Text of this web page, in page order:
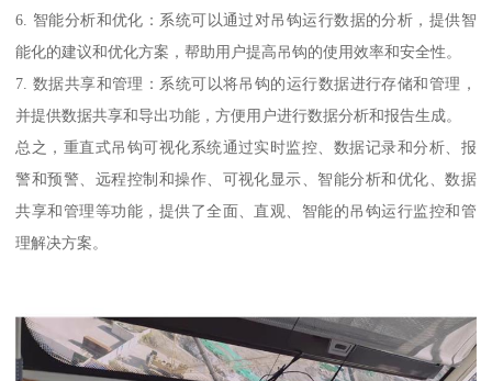
6. 智能分析和优化：系统可以通过对吊钩运行数据的分析，提供智
能化的建议和优化方案，帮助用户提高吊钩的使用效率和安全性。
7. 数据共享和管理：系统可以将吊钩的运行数据进行存储和管理，
并提供数据共享和导出功能，方便用户进行数据分析和报告生成。
总之，重直式吊钩可视化系统通过实时监控、数据记录和分析、报
警和预警、远程控制和操作、可视化显示、智能分析和优化、数据
共享和管理等功能，提供了全面、直观、智能的吊钩运行监控和管
理解决方案。